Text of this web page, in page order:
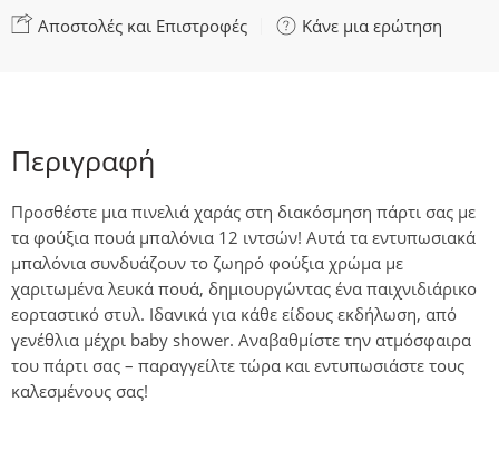
Αποστολές και Επιστροφές Κάνε μια ερώτηση
Περιγραφή
Προσθέστε μια πινελιά χαράς στη διακόσμηση πάρτι σας με
τα φούξια πουά μπαλόνια 12 ιντσών! Αυτά τα εντυπωσιακά
μπαλόνια συνδυάζουν το ζωηρό φούξια χρώμα με
χαριτωμένα λευκά πουά, δημιουργώντας ένα παιχνιδιάρικο
εορταστικό στυλ. Ιδανικά για κάθε είδους εκδήλωση, από
γενέθλια μέχρι baby shower. Αναβαθμίστε την ατμόσφαιρα
του πάρτι σας – παραγγείλτε τώρα και εντυπωσιάστε τους
καλεσμένους σας!